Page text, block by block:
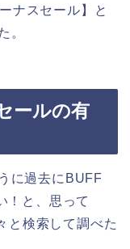
ナスセール】と
。
ールの有
に過去にBUFF
！と、思って
と検索して調べた